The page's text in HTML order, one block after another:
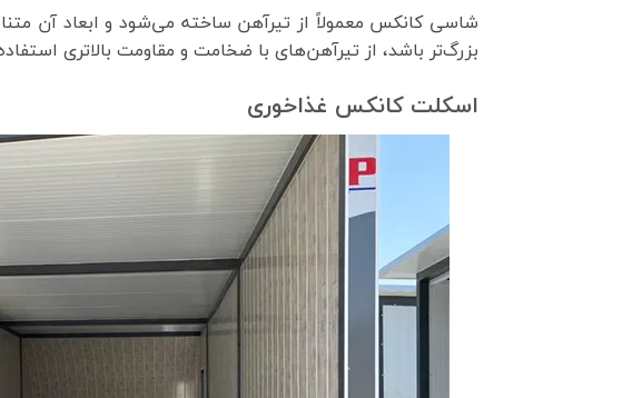
شاسی کانکس معمولاً از تیرآهن ساخته می‌شود و ابعاد آن
بزرگ‌تر باشد، از تیرآهن‌های با ضخامت و مقاومت بالاتری
اسکلت کانکس غذاخوری